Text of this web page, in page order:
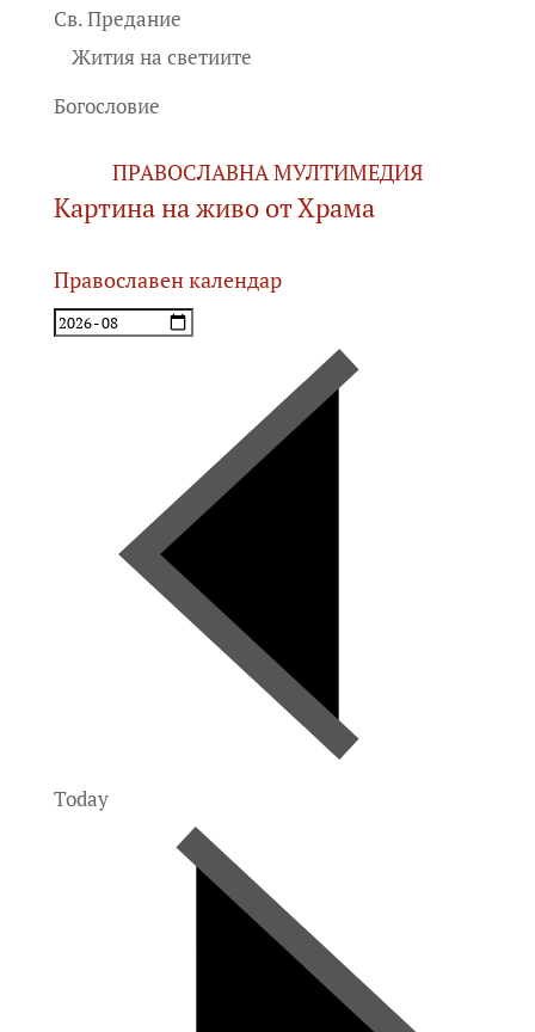
Св. Предание
Жития на светиите
Богословие
ПРАВОСЛАВНА МУЛТИМЕДИЯ
Картина на живо от Храма
Православен календар
Today